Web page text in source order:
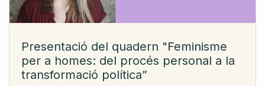
Presentació del quadern "Feminisme
per a homes: del procés personal a la
transformació política”